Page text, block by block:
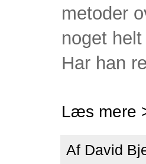
metoder
noget
Har han
Læs mere
Af David